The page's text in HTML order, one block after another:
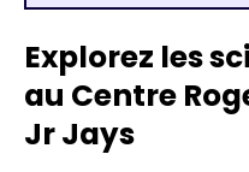
Explorez les
au Centre
Jr Jays